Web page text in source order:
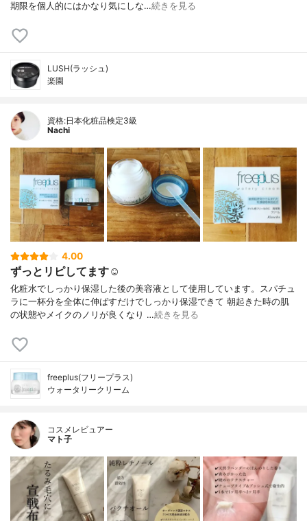
期限を個人的にはかなり気にしな…続きを見る
LUSH(ラッシュ)
楽園
資格:日本化粧品検定3級
Nachi
4.00
ずっとリピしてます☺︎
化粧水でしっかり保湿した後の美容液として使用しています。スパチュ
ラに一杯分を全体に伸ばすだけでしっかり保湿できて 朝起きた時の肌
の状態やメイクのノリが良くなり …続きを見る
freeplus(フリープラス)
ウォータリークリーム
コスメレビュアー
マト子